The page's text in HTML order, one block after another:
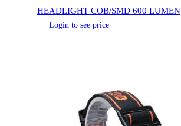
HEADLIGHT COB/SMD 600 LUMEN
Login to see price